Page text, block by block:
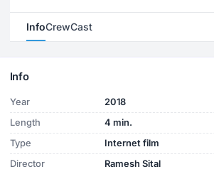
InfoCrewCast
Info
Year
2018
Length
4 min.
Type
Internet film
Director
Ramesh Sital